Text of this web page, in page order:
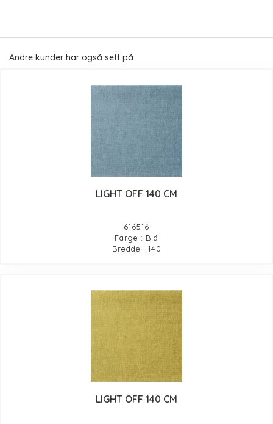
Andre kunder har også sett på
LIGHT OFF 140 CM
616516
Farge : Blå
Bredde : 140
LIGHT OFF 140 CM